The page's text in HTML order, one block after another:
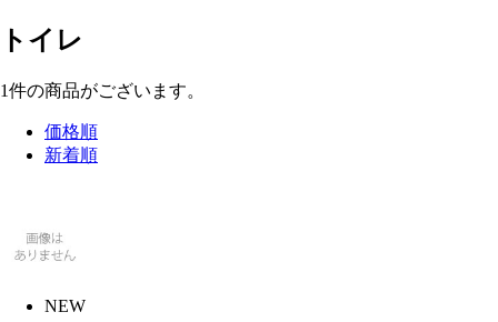
トイレ
1件の商品がございます。
価格順
新着順
NEW